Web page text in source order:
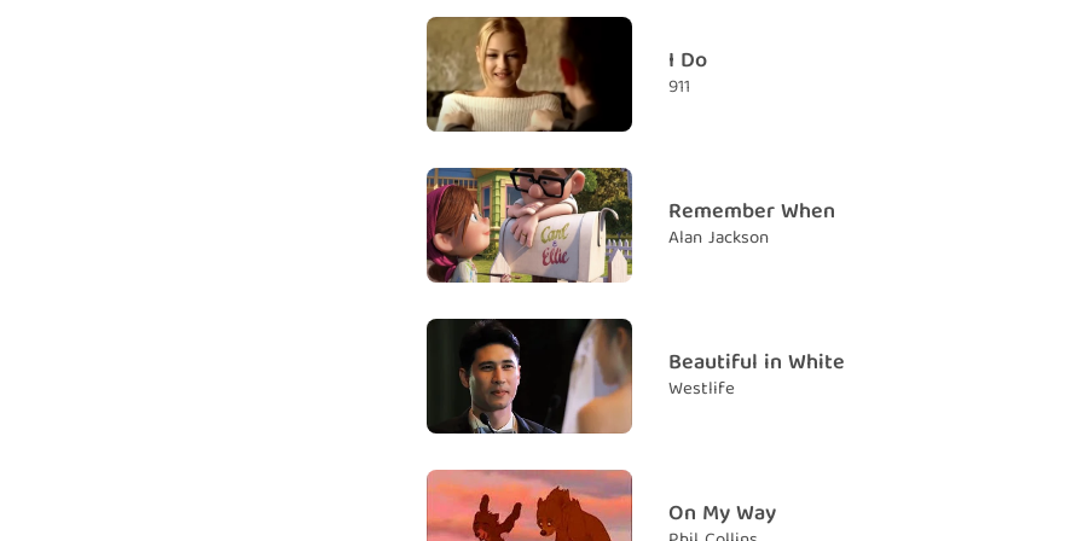
No one to take your hand
Cũng chẳng có ai nâng đỡ
But with faith and understanding
Nhưng với niềm tin và trí tuệ
You will journey from boy to man
Con từ một cậu bé sẽ trở thành người đàn ông
Son of Man, look to the sky
Con trai, hãy nhìn lên bầu trời
Lift your spirit, set it free
Hãy thư giãn, cho lòng thanh thản
Some day you'll walk tall with pride
Một ngày nào đó con sẽ bước đi đầy kiêu hãnh
Son of Man, a man in time you'll be
Con trai, đến lúc con sẽ trở thành một người đàn ông
I Do
911
Remember When
Alan Jackson
Beautiful in White
Westlife
On My Way